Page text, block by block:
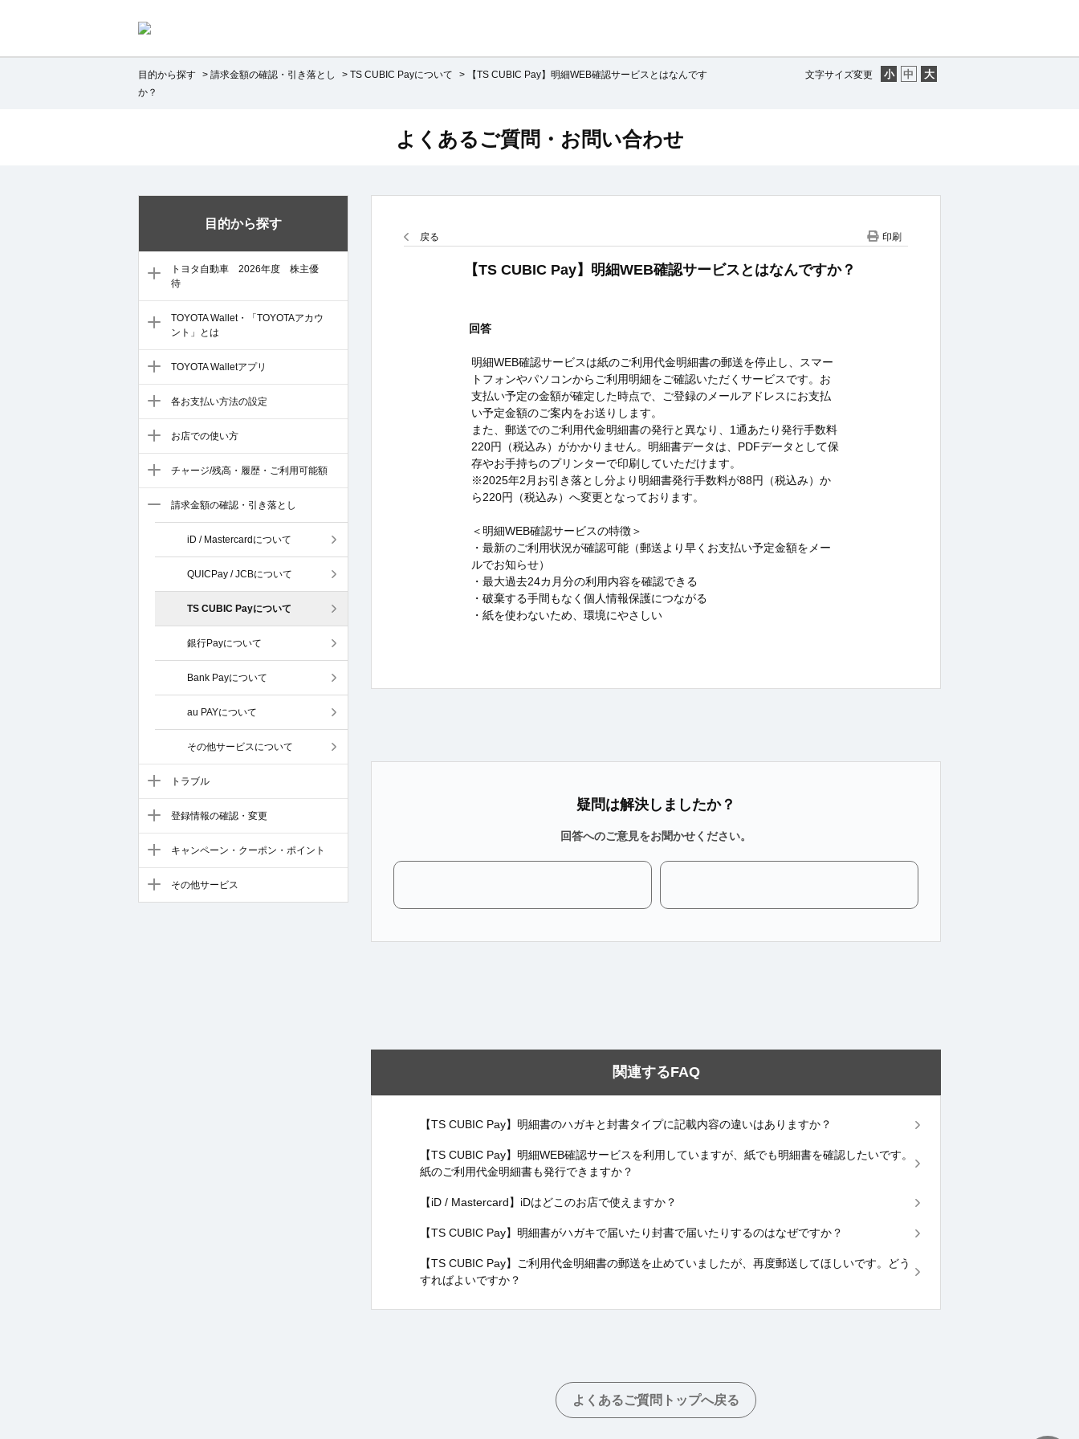
文字サイズ変更
目的から探す > 請求金額の確認・引き落とし > TS CUBIC Payについて >
【TS CUBIC Pay】明細WEB確認サービスとはなんです
か？
目的から探す
トヨタ自動車 2026年度 株主優
待
TOYOTA Wallet・「TOYOTAアカウ
ント」とは
TOYOTA Walletアプリ
各お支払い方法の設定
お店での使い方
チャージ/残高・履歴・ご利用可能額
請求金額の確認・引き落とし
iD / Mastercardについて
QUICPay / JCBについて
TS CUBIC Payについて
銀行Payについて
Bank Payについて
au PAYについて
その他サービスについて
トラブル
登録情報の確認・変更
キャンペーン・クーポン・ポイント
その他サービス
よくあるご質問・お問い合わせ
戻る 印刷
【TS CUBIC Pay】明細WEB確認サービスとはなんですか？
回答
明細WEB確認サービスは紙のご利用代金明細書の郵送を停止し、スマー
トフォンやパソコンからご利用明細をご確認いただくサービスです。お
支払い予定の金額が確定した時点で、ご登録のメールアドレスにお支払
い予定金額のご案内をお送りします。
また、郵送でのご利用代金明細書の発行と異なり、1通あたり発行手数料
220円（税込み）がかかりません。明細書データは、PDFデータとして保
存やお手持ちのプリンターで印刷していただけます。
※2025年2月お引き落とし分より明細書発行手数料が88円（税込み）か
ら220円（税込み）へ変更となっております。
＜明細WEB確認サービスの特徴＞
・最新のご利用状況が確認可能（郵送より早くお支払い予定金額をメー
ルでお知らせ）
・最大過去24カ月分の利用内容を確認できる
・破棄する手間もなく個人情報保護につながる
・紙を使わないため、環境にやさしい
疑問は解決しましたか？
回答へのご意見をお聞かせください。
関連するFAQ
【TS CUBIC Pay】明細書のハガキと封書タイプに記載内容の違いはありますか？
【TS CUBIC Pay】明細WEB確認サービスを利用していますが、紙でも明細書を確認したいです。
紙のご利用代金明細書も発行できますか？
【iD / Mastercard】iDはどこのお店で使えますか？
【TS CUBIC Pay】明細書がハガキで届いたり封書で届いたりするのはなぜですか？
【TS CUBIC Pay】ご利用代金明細書の郵送を止めていましたが、再度郵送してほしいです。どう
すればよいですか？
よくあるご質問トップへ戻る